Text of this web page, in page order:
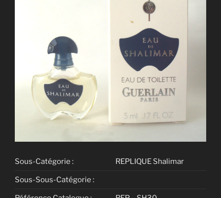
Sous-Catégorie : REPLIQUE Shalimar
Sous-Sous-Catégorie :